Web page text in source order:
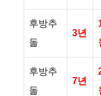
후방추
돌
3년
후방추
돌
7년